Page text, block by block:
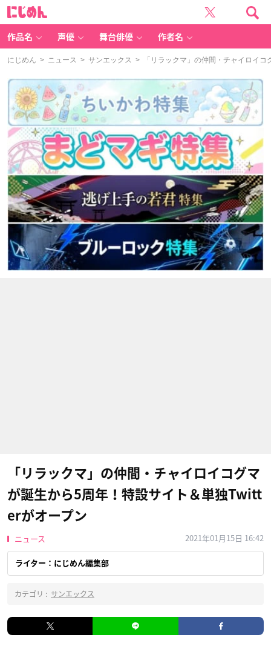
作品名 声優 舞台俳優 作者名
にじめん > ニュース > サンエックス > 「リラックマ」の仲間・チャイロイコ
「リラックマ」の仲間・チャイロイコグマ
が誕生から5周年！特設サイト＆単独Twitt
erがオープン
ニュース 2021年01月15日 16:42
ライター：にじめん編集部
カテゴリ : サンエックス